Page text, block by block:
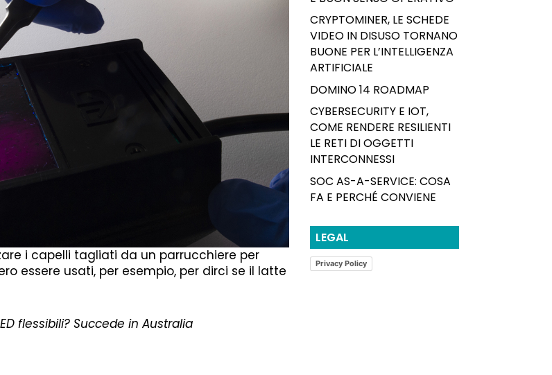
i capelli tagliati da un parrucchiere per
essere usati, per esempio, per dirci se il latte
flessibili? Succede in Australia
CRYPTOMINER, LE SCHEDE
VIDEO IN DISUSO TORNANO
BUONE PER L’INTELLIGENZA
ARTIFICIALE
DOMINO 14 ROADMAP
CYBERSECURITY E IOT,
COME RENDERE RESILIENTI
LE RETI DI OGGETTI
INTERCONNESSI
SOC AS-A-SERVICE: COSA
FA E PERCHÉ CONVIENE
LEGAL
Privacy Policy